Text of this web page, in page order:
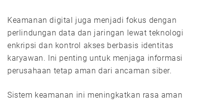
Keamanan digital juga menjadi fokus dengan
perlindungan data dan jaringan lewat teknologi
enkripsi dan kontrol akses berbasis identitas
karyawan. Ini penting untuk menjaga informasi
perusahaan tetap aman dari ancaman siber.
Sistem keamanan ini meningkatkan rasa aman